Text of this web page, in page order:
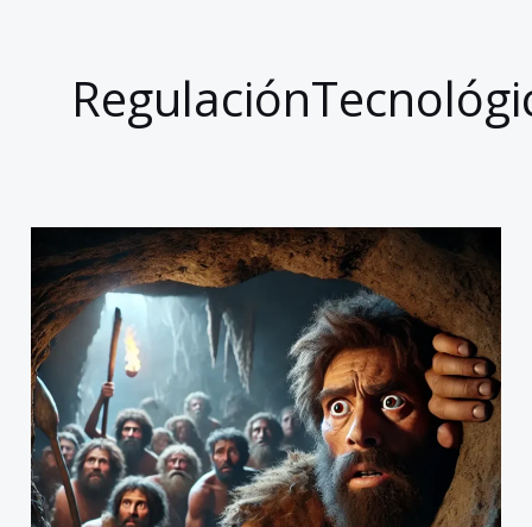
Dilema
de
Progresar
o
Proteger:
¿Qué
Camino
Deberíamos